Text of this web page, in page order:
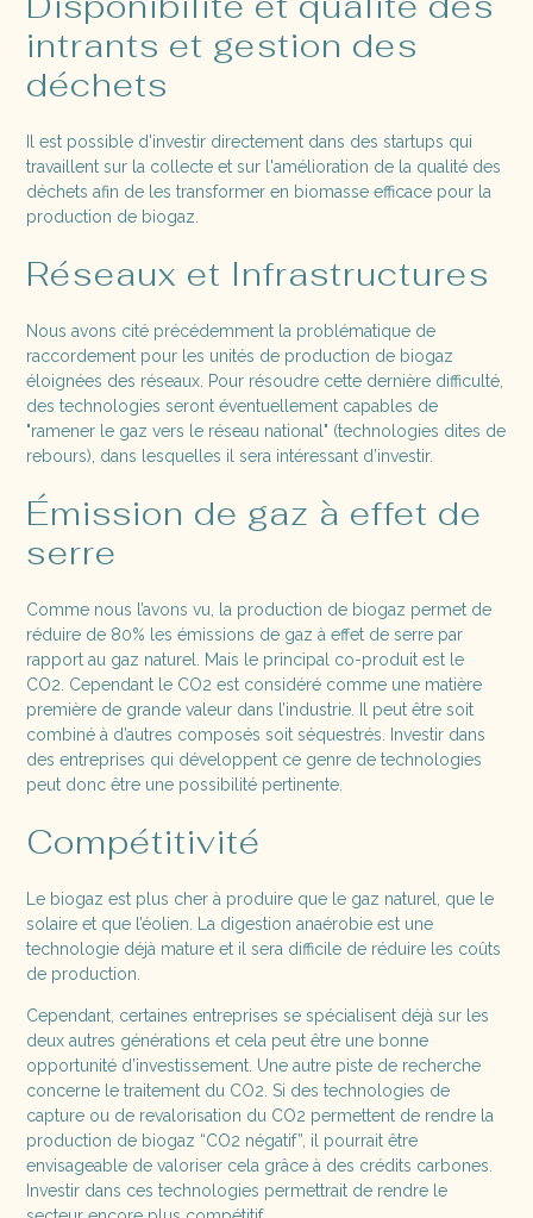
intrants et gestion des
déchets
Il est possible d'investir directement dans des startups qui
travaillent sur la collecte et sur l'amélioration de la qualité des
déchets afin de les transformer en biomasse efficace pour la
production de biogaz.
Réseaux et Infrastructures
Nous avons cité précédemment la problématique de
raccordement pour les unités de production de biogaz
éloignées des réseaux. Pour résoudre cette dernière difficulté,
des technologies seront éventuellement capables de
"ramener le gaz vers le réseau national" (technologies dites de
rebours), dans lesquelles il sera intéressant d’investir.
Émission de gaz à effet de
serre
Comme nous l’avons vu, la production de biogaz permet de
réduire de 80% les émissions de gaz à effet de serre par
rapport au gaz naturel. Mais le principal co-produit est le
CO2. Cependant le CO2 est considéré comme une matière
première de grande valeur dans l’industrie. Il peut être soit
combiné à d’autres composés soit séquestrés. Investir dans
des entreprises qui développent ce genre de technologies
peut donc être une possibilité pertinente.
Compétitivité
Le biogaz est plus cher à produire que le gaz naturel, que le
solaire et que l’éolien. La digestion anaérobie est une
technologie déjà mature et il sera difficile de réduire les coûts
de production.
Cependant, certaines entreprises se spécialisent déjà sur les
deux autres générations et cela peut être une bonne
opportunité d’investissement. Une autre piste de recherche
concerne le traitement du CO2. Si des technologies de
capture ou de revalorisation du CO2 permettent de rendre la
production de biogaz “CO2 négatif”, il pourrait être
envisageable de valoriser cela grâce à des crédits carbones.
Investir dans ces technologies permettrait de rendre le